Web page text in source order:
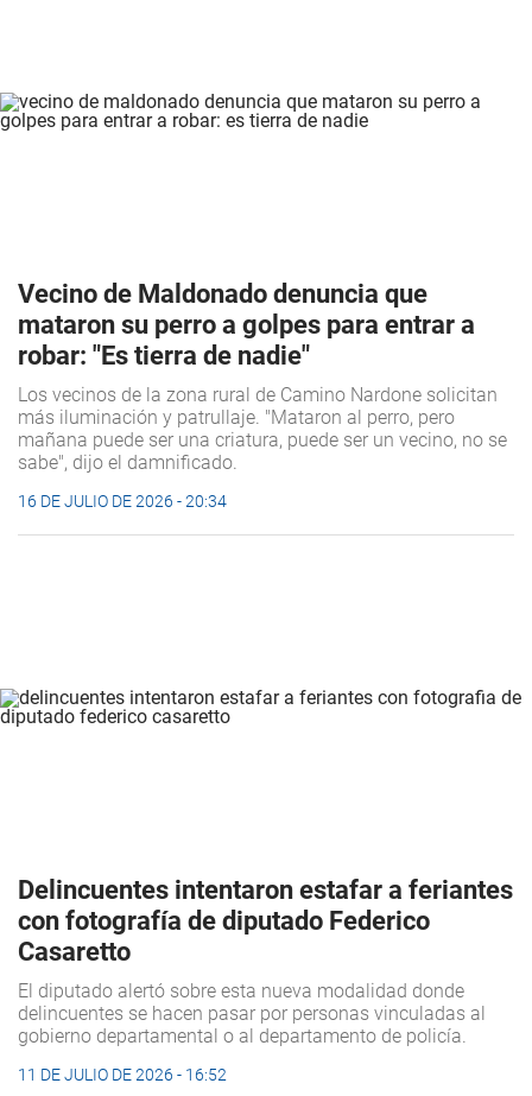
Vecino de Maldonado denuncia que
mataron su perro a golpes para entrar a
robar: "Es tierra de nadie"
Los vecinos de la zona rural de Camino Nardone solicitan
más iluminación y patrullaje. "Mataron al perro, pero
mañana puede ser una criatura, puede ser un vecino, no se
sabe", dijo el damnificado.
16 DE JULIO DE 2026 - 20:34
Delincuentes intentaron estafar a feriantes
con fotografía de diputado Federico
Casaretto
El diputado alertó sobre esta nueva modalidad donde
delincuentes se hacen pasar por personas vinculadas al
gobierno departamental o al departamento de policía.
11 DE JULIO DE 2026 - 16:52